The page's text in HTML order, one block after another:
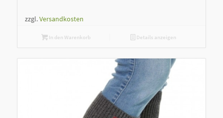
zzgl.Versandkosten
In den Warenkorb Details anzeigen